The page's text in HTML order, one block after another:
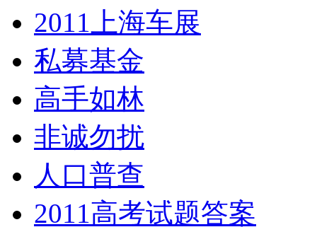
2011上海车展
私募基金
高手如林
非诚勿扰
人口普查
2011高考试题答案